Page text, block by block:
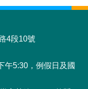
京東路4段10號
午5:30，例假日及國